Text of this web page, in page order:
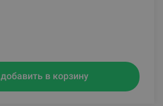
добавить в корзину